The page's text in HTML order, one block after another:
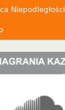
Niepodległości